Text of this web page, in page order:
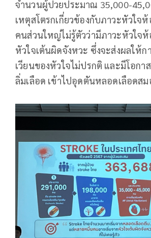
จำนวนผู้ปวยประมาณ 35,000-
เหตุสโตรกเกี่ยวข้องกับภาวะหัวใจ
คนส่วนใหญ่ไม่รู้ตัวว่ามีภาวะหัวใจ
หัวใจเต้นผิดจังหวะ ซึ่งจะส่งผลให้ก
เวียนของหัวใจไม่ปรกติ และมีโอกา
ลิ่มเลือด เข้าไปอุดตันหลอดเลือดสม